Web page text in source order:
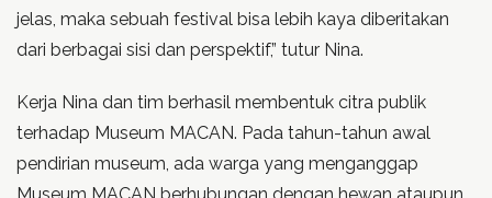
jelas, maka sebuah festival bisa lebih kaya diberitakan
dari berbagai sisi dan perspektif,” tutur Nina.
Kerja Nina dan tim berhasil membentuk citra publik
terhadap Museum MACAN. Pada tahun-tahun awal
pendirian museum, ada warga yang menganggap
Museum MACAN berhubungan dengan hewan ataupun